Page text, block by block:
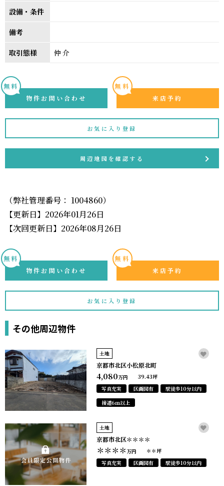
設備・条件
備考
取引態様 仲介
無料
物件お問い合わせ
無料
来店予約
お気に入り登録
周辺地図を確認する
（弊社管理番号： 1004860）
【更新日】2026年01月26日
【次回更新日】2026年08月26日
無料
物件お問い合わせ
無料
来店予約
お気に入り登録
その他周辺物件
土地
京都市北区小松原北町
4,080万円
39.43坪
写真充実
区画図有
駅徒歩10分以内
接道6ｍ以上
土地
京都市北区＊＊＊＊
＊＊＊＊万円
＊＊坪
写真充実
区画図有 駅徒歩10分以内